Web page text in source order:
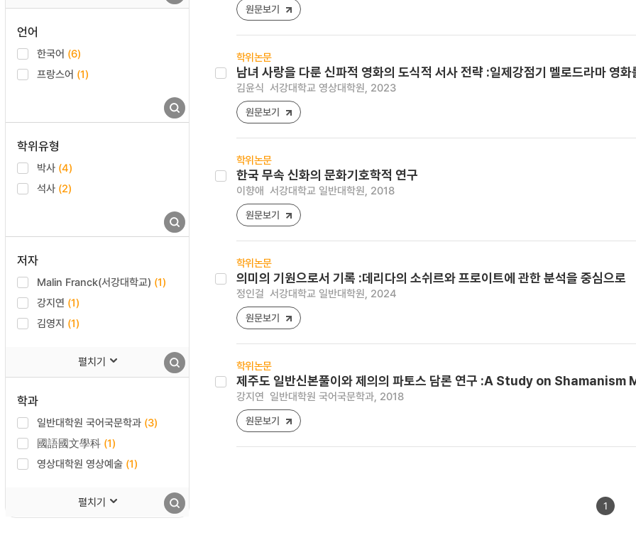
언어
한국어 (6)
프랑스어 (1)
학위유형
박사 (4)
석사 (2)
저자
Malin Franck(서강대학교) (1)
강지연 (1)
김영지 (1)
펼치기
학과
일반대학원 국어국문학과 (3)
國語國文學科 (1)
영상대학원 영상예술 (1)
펼치기
원문보기
학위논문
남녀 사랑을 다룬 신파적 영화의 도식적 서사 전략 :일제강점기 멜로드라마 영화
김윤식 서강대학교 영상대학원, 2023
원문보기
학위논문
한국 무속 신화의 문화기호학적 연구
이향애 서강대학교 일반대학원, 2018
원문보기
학위논문
의미의 기원으로서 기록 :데리다의 소쉬르와 프로이트에 관한 분석을 중심으로
정인걸 서강대학교 일반대학원, 2024
원문보기
학위논문
제주도 일반신본풀이와 제의의 파토스 담론 연구 :A Study on
강지연 일반대학원 국어국문학과, 2018
원문보기
1